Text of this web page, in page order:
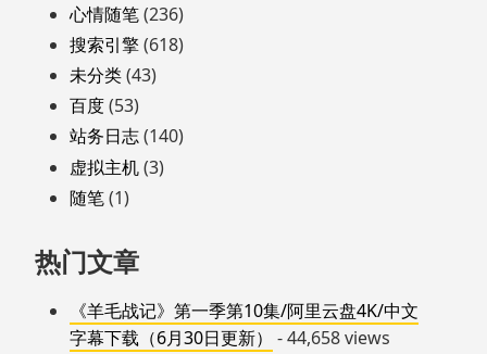
心情随笔(236)
搜索引擎(618)
未分类(43)
百度(53)
站务日志(140)
虚拟主机(3)
随笔(1)
热门文章
《羊毛战记》第一季第10集/阿里云盘4K/中文
字幕下载（6月30日更新）
- 44,658 views